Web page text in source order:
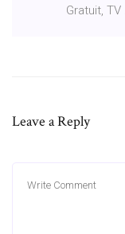
Gratuit, TV
Leave a Reply